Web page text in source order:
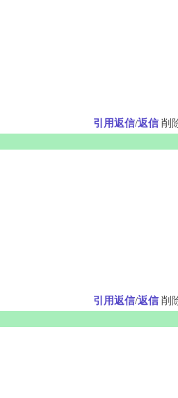
引用返信/返信 削
引用返信/返信 削